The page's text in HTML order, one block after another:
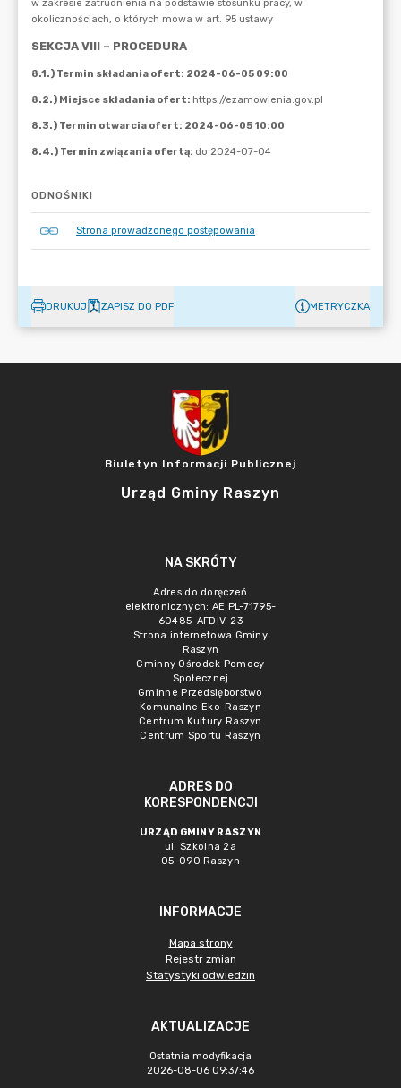
ODNOŚNIKI
Strona prowadzonego postępowania
DRUKUJ ZAPISZ DO PDF METRYCZKA
Biuletyn Informacji Publicznej
Urząd Gminy Raszyn
NA SKRÓTY
Adres do doręczeń
elektronicznych: AE:PL-71795-
60485-AFDIV-23
Strona internetowa Gminy
Raszyn
Gminny Ośrodek Pomocy
Społecznej
Gminne Przedsięborstwo
Komunalne Eko-Raszyn
Centrum Kultury Raszyn
Centrum Sportu Raszyn
ADRES DO
KORESPONDENCJI
URZĄD GMINY RASZYN
ul. Szkolna 2a
05-090 Raszyn
INFORMACJE
Mapa strony
Rejestr zmian
Statystyki odwiedzin
AKTUALIZACJE
Ostatnia modyfikacja
2026-08-06 09:37:46